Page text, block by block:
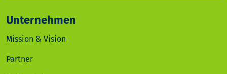
Unternehmen
Mission & Vision
Partner